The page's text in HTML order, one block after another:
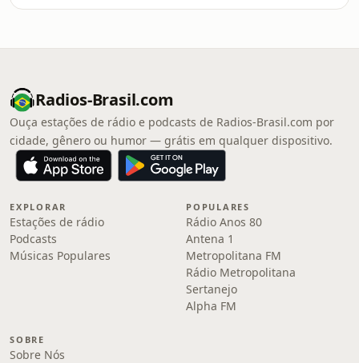
Radios-Brasil.com
Ouça estações de rádio e podcasts de Radios-Brasil.com por
cidade, gênero ou humor — grátis em qualquer dispositivo.
EXPLORAR
Estações de rádio
Podcasts
Músicas Populares
POPULARES
Rádio Anos 80
Antena 1
Metropolitana FM
Rádio Metropolitana
Sertanejo
Alpha FM
SOBRE
Sobre Nós